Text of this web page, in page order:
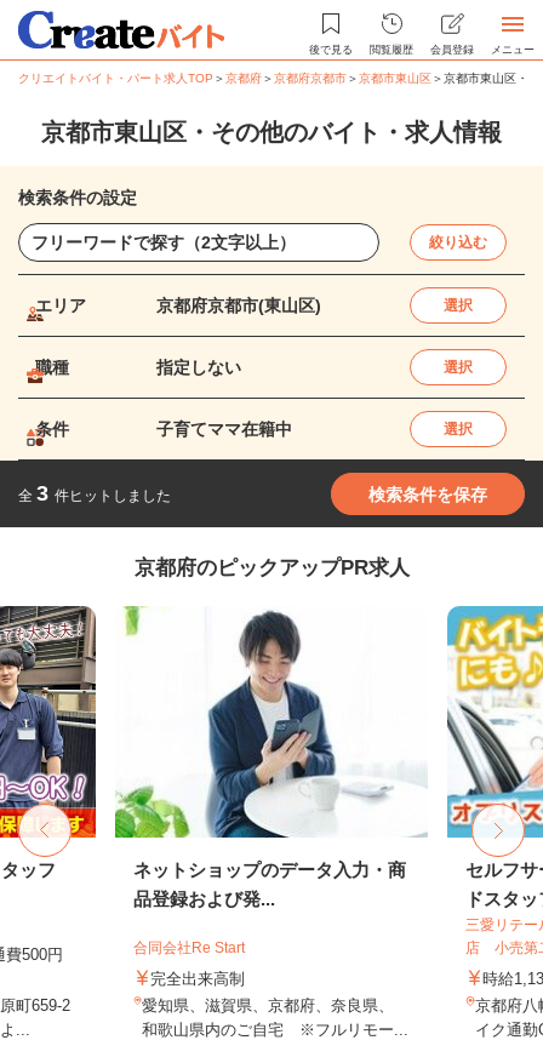
後で見る 閲覧履歴 会員登録 メニュー
クリエイトバイト・パート求人TOP ＞京都府＞京都府京都市＞京都市東山区＞京都市東山区・
京都市東山区・その他のバイト・求人情報
検索条件の設定
絞り込む
エリア 京都府京都市(東山区) 選択
職種 指定しない 選択
条件 子育てママ在籍中 選択
全 3 件ヒットしました 検索条件を保存
京都府のピックアップPR求人
ッフ
500円
町659-2
...
ネットショップのデータ入力・商
品登録および発...
合同会社Re Start
完全出来高制
愛知県、滋賀県、京都府、奈良県、
和歌山県内のご自宅 ※フルリモー...
セルフ
ドスタッ
三愛リテ
店 小売第
時給
京都府八
イク通